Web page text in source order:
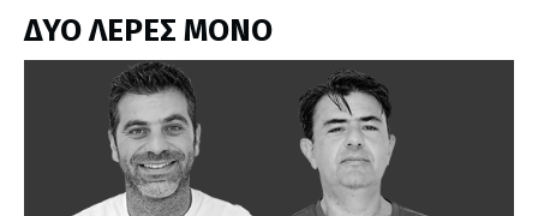
ΔΥΟ ΛΕΡΕΣ ΜΟΝΟ